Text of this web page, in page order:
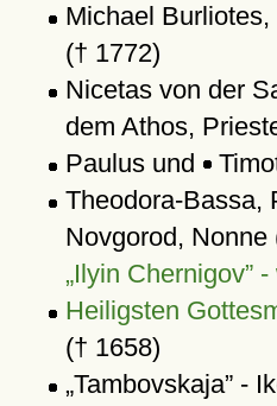
Michael
(† 1772)
Nicetas von der
dem Athos,
Paulus und
Theodora-Bassa,
Novgorod, Nonne
Ilyin Chernigov -
Heiligsten
(† 1658)
Tambovskaja -